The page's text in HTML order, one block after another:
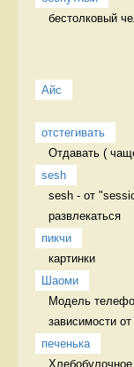
бестолковый
Айс
отстегивать
Отдавать (
sesh
sesh - от
развлекаться
пикчи
картинки
Шаоми
Модель
зависимости от
печенька